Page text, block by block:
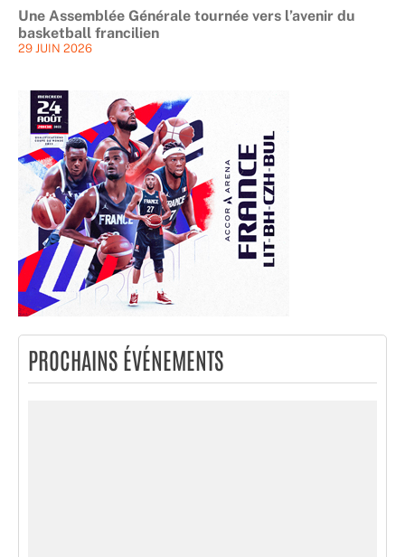
Une Assemblée Générale tournée vers l’avenir du
basketball francilien
29 JUIN 2026
PROCHAINS ÉVÉNEMENTS